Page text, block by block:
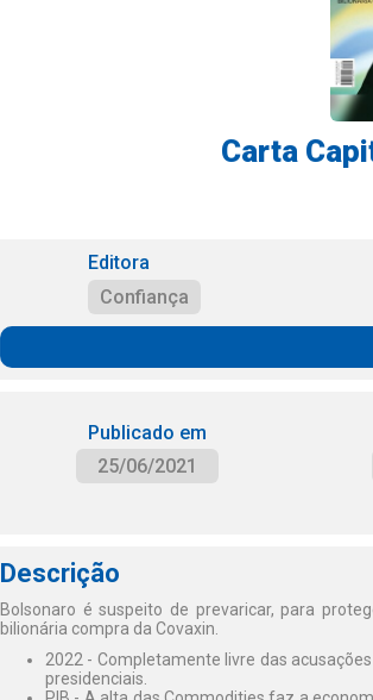
Carta
Editora
Confiança
Publicado em
25/06/2021
Descrição
Bolsonaro é suspeito de prevaricar, para
bilionária compra da Covaxin.
2022 - Completamente livre das
presidenciais.